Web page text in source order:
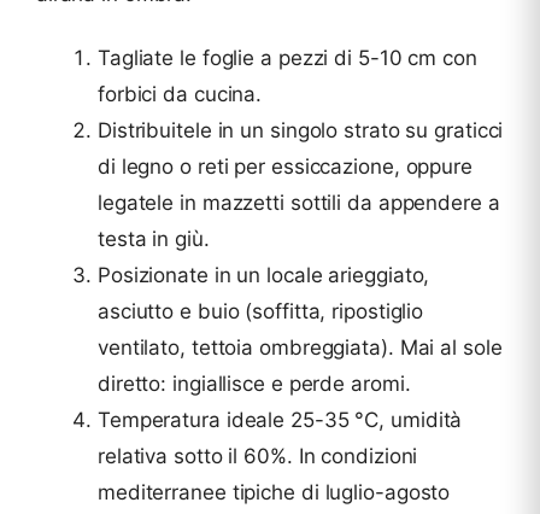
Tagliate le foglie a pezzi di 5-10 cm con
forbici da cucina.
Distribuitele in un singolo strato su graticci
di legno o reti per essiccazione, oppure
legatele in mazzetti sottili da appendere a
testa in giù.
Posizionate in un locale arieggiato,
asciutto e buio (soffitta, ripostiglio
ventilato, tettoia ombreggiata). Mai al sole
diretto: ingiallisce e perde aromi.
Temperatura ideale 25-35 °C, umidità
relativa sotto il 60%. In condizioni
mediterranee tipiche di luglio-agosto